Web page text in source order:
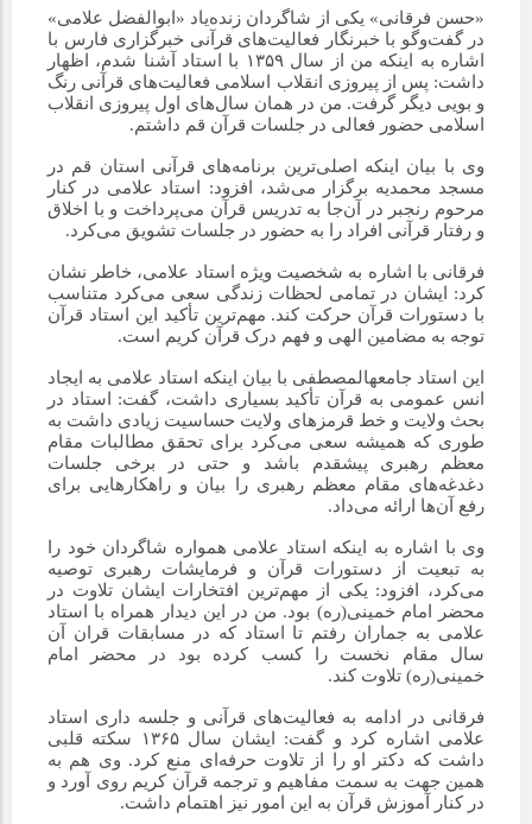
«حسن فرقانی» یکی از شاگردان زنده‌یاد «ابوالفضل علامی»
در گفت‌وگو با خبرنگار فعالیت‌های قرآنی خبرگزاری فارس با
اشاره به اینکه من از سال ۱۳۵۹ با استاد آشنا شدم، اظهار
داشت: پس از پیروزی انقلاب اسلامی فعالیت‌های قرآنی رنگ
و بویی دیگر گرفت. من در همان سال‌های اول پیروزی انقلاب
اسلامی حضور فعالی در جلسات قرآن قم داشتم.
وی با بیان اینکه اصلی‌ترین برنامه‌های قرآنی استان قم در
مسجد محمدیه برگزار می‌شد، افزود: استاد علامی در کنار
مرحوم رنجبر در آن‌جا به تدریس قرآن می‌پرداخت و با اخلاق
و رفتار قرآنی افراد را به حضور در جلسات تشویق می‌کرد.
فرقانی با اشاره به شخصیت ویژه استاد علامی، خاطر نشان
کرد: ایشان در تمامی لحظات زندگی سعی می‌کرد متناسب
با دستورات قرآن حرکت کند. مهم‌ترین تأکید این استاد قرآن
توجه به مضامین الهی و فهم درک قرآن کریم است.
این استاد جامعهالمصطفی با بیان اینکه استاد علامی به ایجاد
انس عمومی به قرآن تأکید بسیاری داشت، گفت: استاد در
بحث ولایت و خط قرمزهای ولایت حساسیت زیادی داشت به
طوری که همیشه سعی می‌کرد برای تحقق مطالبات مقام
معظم رهبری پیشقدم باشد و حتی در برخی جلسات
دغدغه‌های مقام معظم رهبری را بیان و راهکارهایی برای
رفع آن‌ها ارائه می‌داد.
وی با اشاره به اینکه استاد علامی همواره شاگردان خود را
به تبعیت از دستورات قرآن و فرمایشات رهبری توصیه
می‌کرد، افزود: یکی از مهم‌ترین افتخارات ایشان تلاوت در
محضر امام خمینی(ره) بود. من در این دیدار همراه با استاد
علامی به جماران رفتم تا استاد که در مسابقات قران آن
سال مقام نخست را کسب کرده بود در محضر امام
خمینی(ره) تلاوت کند.
فرقانی در ادامه به فعالیت‌های قرآنی و جلسه داری استاد
علامی اشاره کرد و گفت: ایشان سال ۱۳۶۵ سکته قلبی
داشت که دکتر او را از تلاوت حرفه‌ای منع کرد. وی هم به
همین جهت به سمت مفاهیم و ترجمه قرآن کریم روی آورد و
در کنار آموزش قرآن به این امور نیز اهتمام داشت.